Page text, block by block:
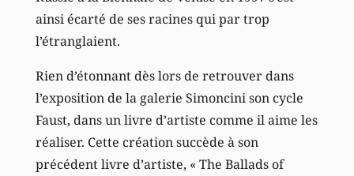
ainsi écarté de ses racines qui par trop
l’étranglaient.
Rien d’étonnant dès lors de retrouver dans
l’exposition de la galerie Simoncini son cycle
Faust, dans un livre d’artiste comme il aime les
réaliser. Cette création succède à son
précédent livre d’artiste, « The Ballads of